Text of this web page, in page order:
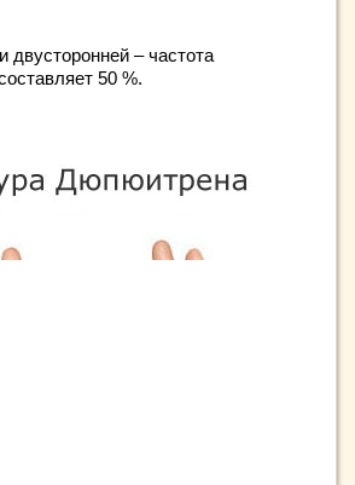
двусторонней – частота
50 %.